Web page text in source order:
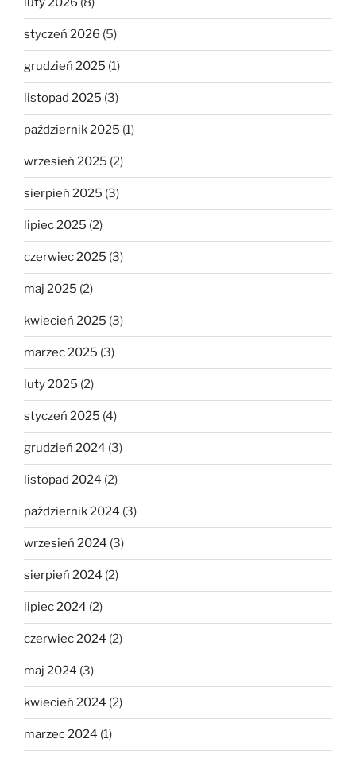
styczeń 2026 (5)
grudzień 2025 (1)
listopad 2025 (3)
październik 2025 (1)
wrzesień 2025 (2)
sierpień 2025 (3)
lipiec 2025 (2)
czerwiec 2025 (3)
maj 2025 (2)
kwiecień 2025 (3)
marzec 2025 (3)
luty 2025 (2)
styczeń 2025 (4)
grudzień 2024 (3)
listopad 2024 (2)
październik 2024 (3)
wrzesień 2024 (3)
sierpień 2024 (2)
lipiec 2024 (2)
czerwiec 2024 (2)
maj 2024 (3)
kwiecień 2024 (2)
marzec 2024 (1)